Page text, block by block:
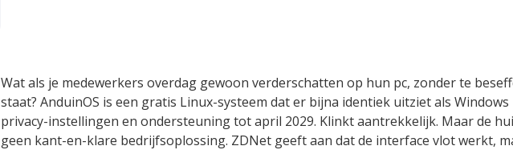
Wat als je medewerkers overdag gewoon verderschatten op hun pc, zonder te
staat? AnduinOS is een gratis Linux-systeem dat er bijna identiek uitziet als
privacy-instellingen en ondersteuning tot april 2029. Klinkt aantrekkelijk. Maar de
geen kant-en-klare bedrijfsoplossing. ZDNet geeft aan dat de interface vlot werkt,